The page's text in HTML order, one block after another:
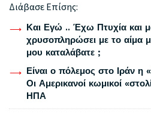
Διάβασε Επίσης:
Και Εγώ .. Έχω Πτυχία και
χρυσοπληρώσει με το αίμα
μου καταλάβατε ;
Είναι ο πόλεμος στο Ιράν
Οι Αμερικανοί κωμικοί
ΗΠΑ